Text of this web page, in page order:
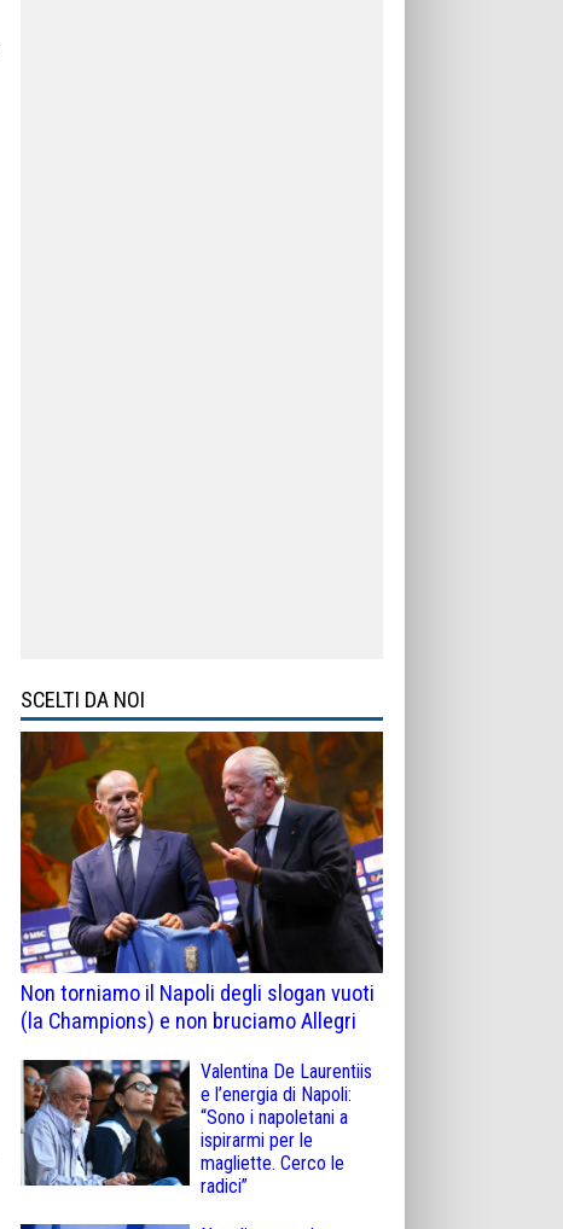
SCELTI DA NOI
Non torniamo il Napoli degli slogan vuoti
(la Champions) e non bruciamo Allegri
Valentina De Laurentiis
e l’energia di Napoli:
“Sono i napoletani a
ispirarmi per le
magliette. Cerco le
radici”